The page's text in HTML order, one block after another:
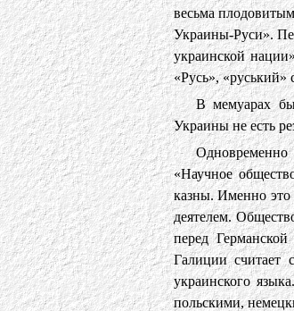
весьма
Украины-Руси».
украинской
«Русь», «руський»
В мемуарах
Украины не есть
Одновременно
«Научное
казны. Именно это
деятелем.
перед
Галиции считает
украинского
польскими,